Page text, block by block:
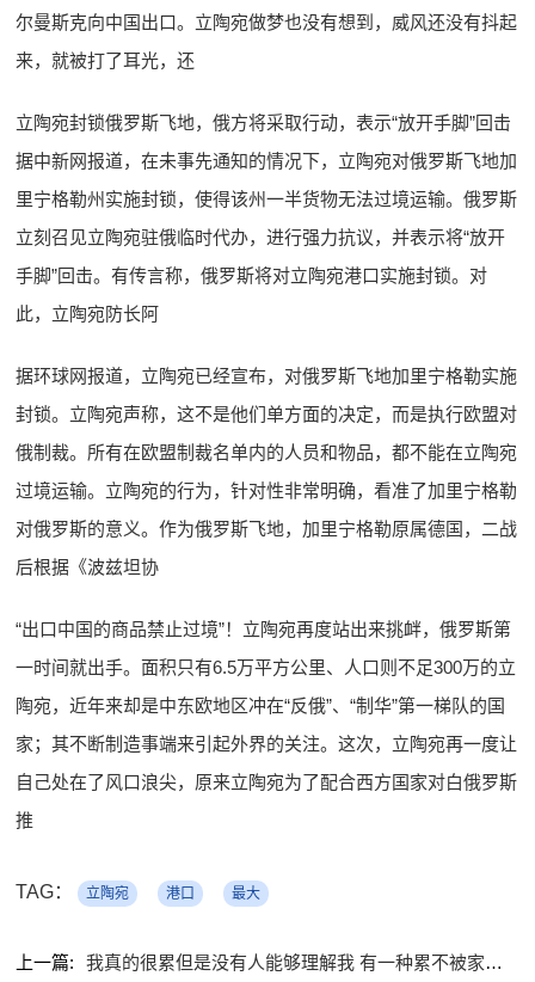
尔曼斯克向中国出口。立陶宛做梦也没有想到，威风还没有抖起
来，就被打了耳光，还
立陶宛封锁俄罗斯飞地，俄方将采取行动，表示“放开手脚”回击
据中新网报道，在未事先通知的情况下，立陶宛对俄罗斯飞地加
里宁格勒州实施封锁，使得该州一半货物无法过境运输。俄罗斯
立刻召见立陶宛驻俄临时代办，进行强力抗议，并表示将“放开
手脚”回击。有传言称，俄罗斯将对立陶宛港口实施封锁。对
此，立陶宛防长阿
据环球网报道，立陶宛已经宣布，对俄罗斯飞地加里宁格勒实施
封锁。立陶宛声称，这不是他们单方面的决定，而是执行欧盟对
俄制裁。所有在欧盟制裁名单内的人员和物品，都不能在立陶宛
过境运输。立陶宛的行为，针对性非常明确，看准了加里宁格勒
对俄罗斯的意义。作为俄罗斯飞地，加里宁格勒原属德国，二战
后根据《波兹坦协
“出口中国的商品禁止过境”！立陶宛再度站出来挑衅，俄罗斯第
一时间就出手。面积只有6.5万平方公里、人口则不足300万的立
陶宛，近年来却是中东欧地区冲在“反俄”、“制华”第一梯队的国
家；其不断制造事端来引起外界的关注。这次，立陶宛再一度让
自己处在了风口浪尖，原来立陶宛为了配合西方国家对白俄罗斯
推
TAG： 立陶宛 港口 最大
上一篇: 我真的很累但是没有人能够理解我 有一种累不被家人理解